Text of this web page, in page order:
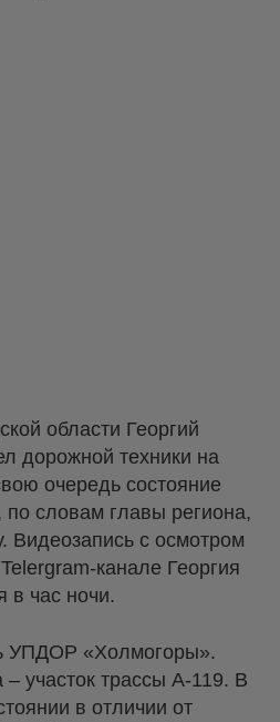
области Георгий
дорожной техники на
очередь состояние
словам главы региона,
Видеозапись с осмотром
канале Георгия
в час ночи.
УПДОР «Холмогоры».
участок трассы А-119. В
в отличии от